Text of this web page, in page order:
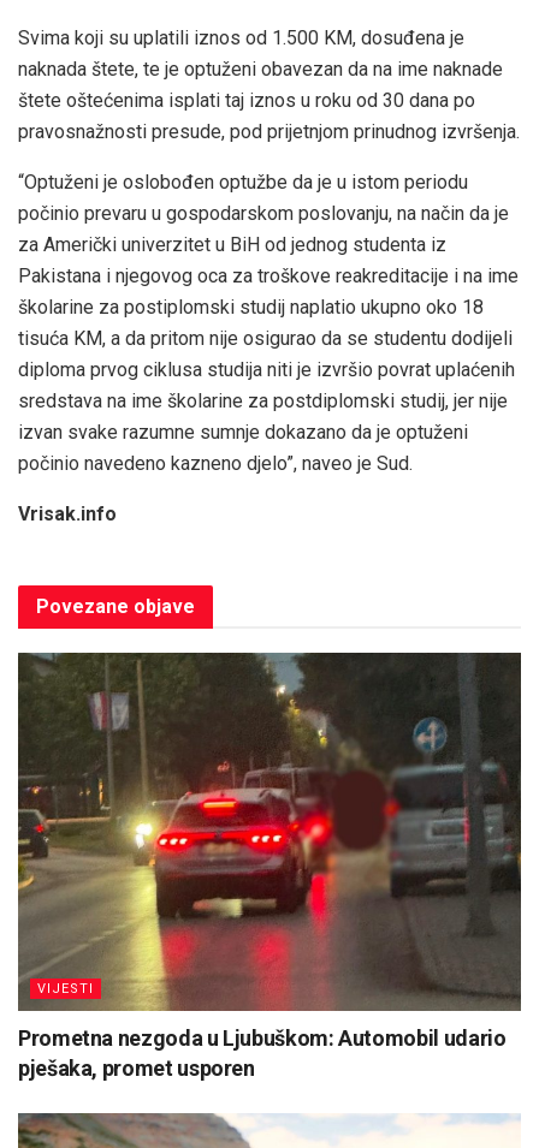
Svima koji su uplatili iznos od 1.500 KM, dosuđena je
naknada štete, te je optuženi obavezan da na ime naknade
štete oštećenima isplati taj iznos u roku od 30 dana po
pravosnažnosti presude, pod prijetnjom prinudnog izvršenja.
“Optuženi je oslobođen optužbe da je u istom periodu
počinio prevaru u gospodarskom poslovanju, na način da je
za Američki univerzitet u BiH od jednog studenta iz
Pakistana i njegovog oca za troškove reakreditacije i na ime
školarine za postiplomski studij naplatio ukupno oko 18
tisuća KM, a da pritom nije osigurao da se studentu dodijeli
diploma prvog ciklusa studija niti je izvršio povrat uplaćenih
sredstava na ime školarine za postdiplomski studij, jer nije
izvan svake razumne sumnje dokazano da je optuženi
počinio navedeno kazneno djelo”, naveo je Sud.
Vrisak.info
Povezane objave
VIJESTI
Prometna nezgoda u Ljubuškom: Automobil udario
pješaka, promet usporen